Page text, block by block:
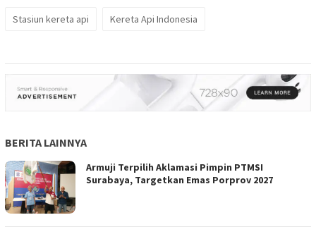
Stasiun kereta api Kereta Api Indonesia
BERITA LAINNYA
Armuji Terpilih Aklamasi Pimpin PTMSI
Surabaya, Targetkan Emas Porprov 2027